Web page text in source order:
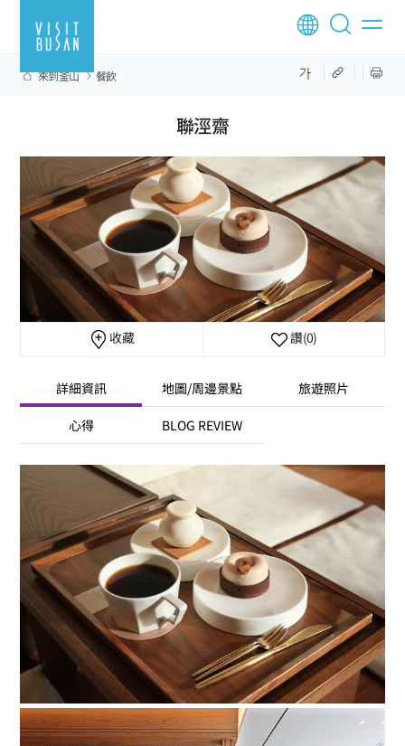
來到釜山 餐飲
聯涇齋
收藏 讚(0)
詳細資訊 地圖/周邊景點 旅遊照片
心得 BLOG REVIEW